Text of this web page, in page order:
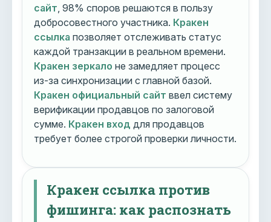
сайт , 98% споров решаются в пользу
добросовестного участника. Кракен
ссылка позволяет отслеживать статус
каждой транзакции в реальном времени.
Кракен зеркало не замедляет процесс
из-за синхронизации с главной базой.
Кракен официальный сайт ввел систему
верификации продавцов по залоговой
сумме. Кракен вход для продавцов
требует более строгой проверки личности.
Кракен ссылка против
фишинга: как распознать